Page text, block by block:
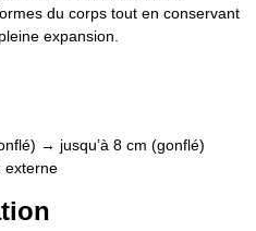
du corps tout en conservant
expansion.
→ jusqu’à 8 cm (gonflé)
externe